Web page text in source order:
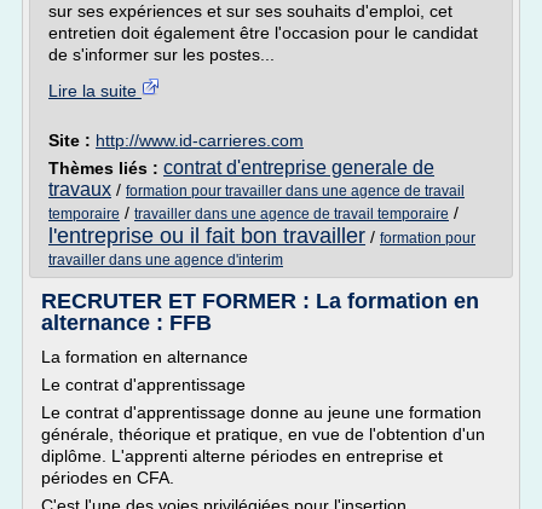
sur ses expériences et sur ses souhaits d'emploi, cet
entretien doit également être l'occasion pour le candidat
de s'informer sur les postes...
Lire la suite
Site : http://www.id-carrieres.com
Thèmes liés : contrat d'entreprise generale de
travaux / formation pour travailler dans une agence de travail
temporaire / travailler dans une agence de travail temporaire /
l'entreprise ou il fait bon travailler / formation pour
travailler dans une agence d'interim
RECRUTER ET FORMER : La formation en
alternance : FFB
La formation en alternance
Le contrat d'apprentissage
Le contrat d'apprentissage donne au jeune une formation
générale, théorique et pratique, en vue de l'obtention d'un
diplôme. L'apprenti alterne périodes en entreprise et
périodes en CFA.